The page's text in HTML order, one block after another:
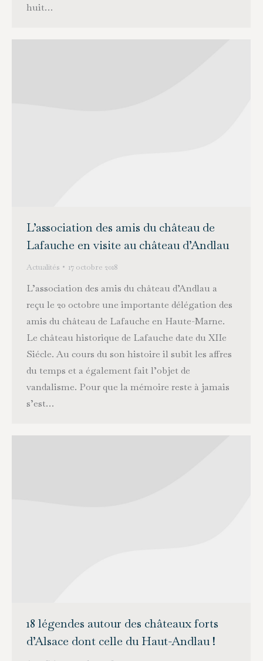
huit…
L’association des amis du château de
Lafauche en visite au château d’Andlau
Actualités 17 octobre 2018
L’association des amis du château d’Andlau a
reçu le 20 octobre une importante délégation des
amis du château de Lafauche en Haute-Marne.
Le château historique de Lafauche date du XIIe
Siécle. Au cours du son histoire il subit les affres
du temps et a également fait l’objet de
vandalisme. Pour que la mémoire reste à jamais
s’est…
18 légendes autour des châteaux forts
d’Alsace dont celle du Haut-Andlau !